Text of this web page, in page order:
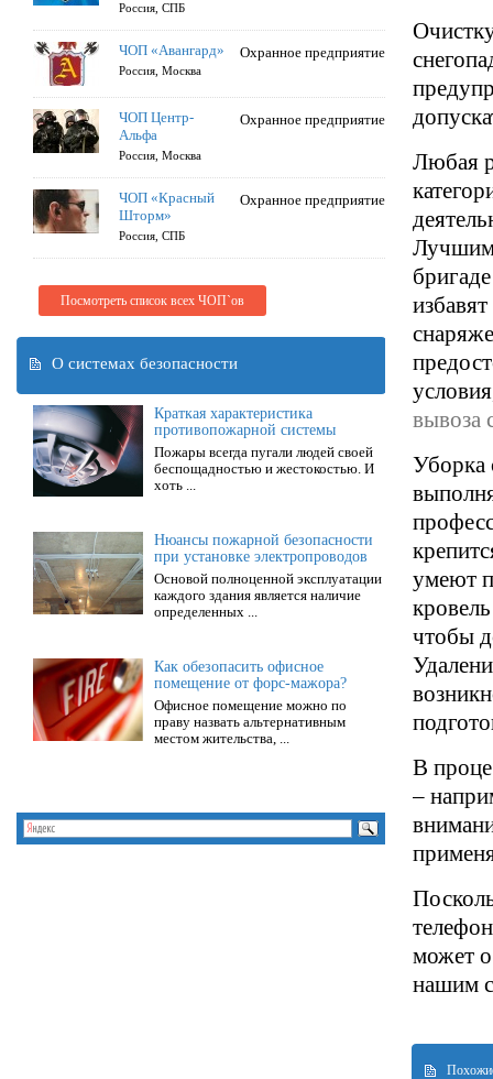
Любая
Лучшим
вывоза
Уборка
умеют
чтобы
В
–
может
нашим
Россия, СПБ
Охранное предприятие
ЧОП «Авангард»
Россия, Москва
Охранное предприятие
ЧОП Центр-
Альфа
Россия, Москва
Охранное предприятие
ЧОП «Красный
Шторм»
Россия, СПБ
Посмотреть список всех ЧОП`ов
О системах безопасности
Краткая характеристика
противопожарной системы
Пожары всегда пугали людей своей
беспощадностью и жестокостью. И
хоть ...
Нюансы пожарной безопасности
при установке электропроводов
Основой полноценной эксплуатации
каждого здания является наличие
определенных ...
Как обезопасить офисное
помещение от форс-мажора?
Офисное помещение можно по
праву назвать альтернативным
местом жительства, ...